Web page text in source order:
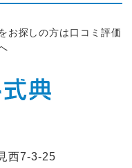
お探しの方は口コミ評価
西7-3-25